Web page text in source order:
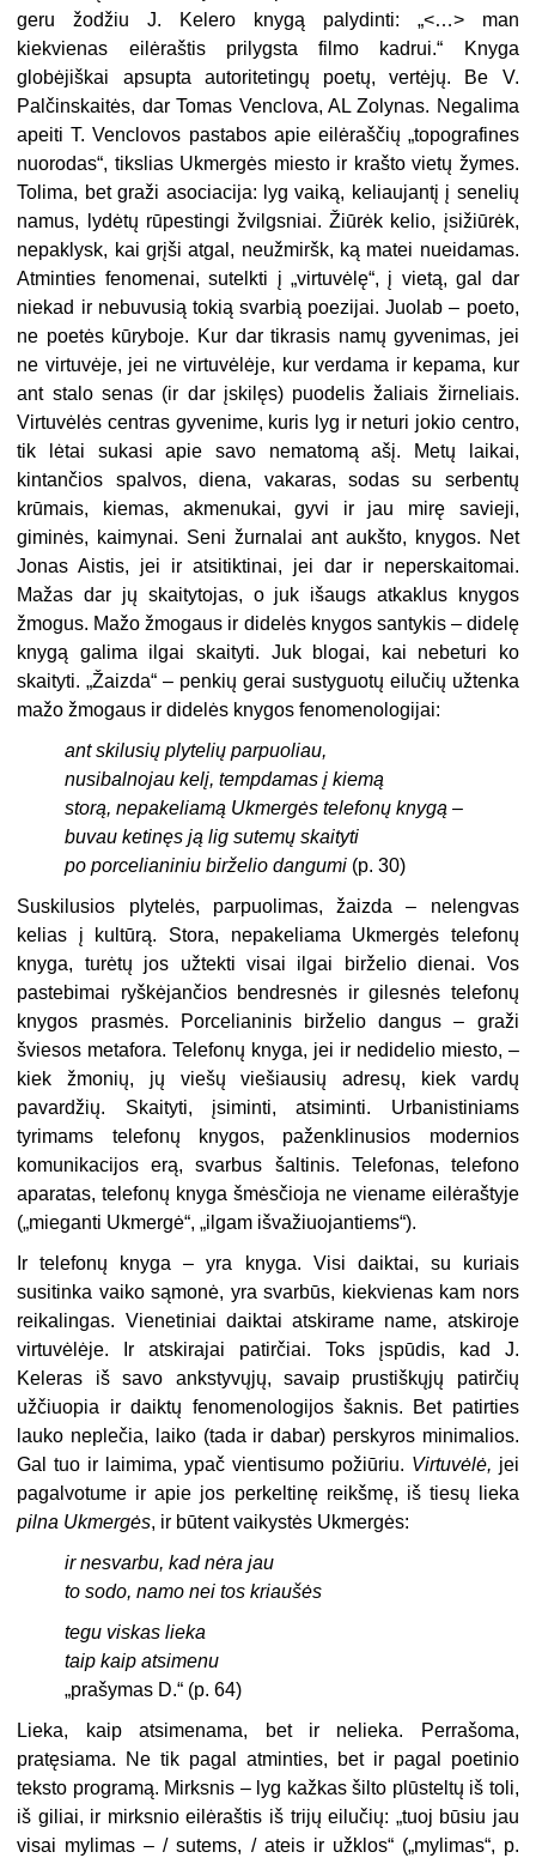
geru žodžiu J. Kelero knygą palydinti: „<…> man
kiekvienas eilėraštis prilygsta filmo kadrui.“ Knyga
globėjiškai apsupta autoritetingų poetų, vertėjų. Be V.
Palčinskaitės, dar Tomas Venclova, AL Zolynas. Negalima
apeiti T. Venclovos pastabos apie eilėraščių „topografines
nuorodas“, tikslias Ukmergės miesto ir krašto vietų žymes.
Tolima, bet graži asociacija: lyg vaiką, keliaujantį į senelių
namus, lydėtų rūpestingi žvilgsniai. Žiūrėk kelio, įsižiūrėk,
nepaklysk, kai grįši atgal, neužmiršk, ką matei nueidamas.
Atminties fenomenai, sutelkti į „virtuvėlę“, į vietą, gal dar
niekad ir nebuvusią tokią svarbią poezijai. Juolab – poeto,
ne poetės kūryboje. Kur dar tikrasis namų gyvenimas, jei
ne virtuvėje, jei ne virtuvėlėje, kur verdama ir kepama, kur
ant stalo senas (ir dar įskilęs) puodelis žaliais žirneliais.
Virtuvėlės centras gyvenime, kuris lyg ir neturi jokio centro,
tik lėtai sukasi apie savo nematomą ašį. Metų laikai,
kintančios spalvos, diena, vakaras, sodas su serbentų
krūmais, kiemas, akmenukai, gyvi ir jau mirę savieji,
giminės, kaimynai. Seni žurnalai ant aukšto, knygos. Net
Jonas Aistis, jei ir atsitiktinai, jei dar ir neperskaitomai.
Mažas dar jų skaitytojas, o juk išaugs atkaklus knygos
žmogus. Mažo žmogaus ir didelės knygos santykis – didelę
knygą galima ilgai skaityti. Juk blogai, kai nebeturi ko
skaityti. „Žaizda“ – penkių gerai sustyguotų eilučių užtenka
mažo žmogaus ir didelės knygos fenomenologijai:
ant skilusių plytelių parpuoliau,
nusibalnojau kelį, tempdamas į kiemą
storą, nepakeliamą Ukmergės telefonų knygą –
buvau ketinęs ją lig sutemų skaityti
po porcelianiniu birželio dangumi (p. 30)
Suskilusios plytelės, parpuolimas, žaizda – nelengvas
kelias į kultūrą. Stora, nepakeliama Ukmergės telefonų
knyga, turėtų jos užtekti visai ilgai birželio dienai. Vos
pastebimai ryškėjančios bendresnės ir gilesnės telefonų
knygos prasmės. Porcelianinis birželio dangus – graži
šviesos metafora. Telefonų knyga, jei ir nedidelio miesto, –
kiek žmonių, jų viešų viešiausių adresų, kiek vardų
pavardžių. Skaityti, įsiminti, atsiminti. Urbanistiniams
tyrimams telefonų knygos, paženklinusios modernios
komunikacijos erą, svarbus šaltinis. Telefonas, telefono
aparatas, telefonų knyga šmėsčioja ne viename eilėraštyje
(„mieganti Ukmergė“, „ilgam išvažiuojantiems“).
Ir telefonų knyga – yra knyga. Visi daiktai, su kuriais
susitinka vaiko sąmonė, yra svarbūs, kiekvienas kam nors
reikalingas. Vienetiniai daiktai atskirame name, atskiroje
virtuvėlėje. Ir atskirajai patirčiai. Toks įspūdis, kad J.
Keleras iš savo ankstyvųjų, savaip prustiškųjų patirčių
užčiuopia ir daiktų fenomenologijos šaknis. Bet patirties
lauko neplečia, laiko (tada ir dabar) perskyros minimalios.
Gal tuo ir laimima, ypač vientisumo požiūriu. Virtuvėlė, jei
pagalvotume ir apie jos perkeltinę reikšmę, iš tiesų lieka
pilna Ukmergės, ir būtent vaikystės Ukmergės:
ir nesvarbu, kad nėra jau
to sodo, namo nei tos kriaušės
tegu viskas lieka
taip kaip atsimenu
„prašymas D.“ (p. 64)
Lieka, kaip atsimenama, bet ir nelieka. Perrašoma,
pratęsiama. Ne tik pagal atminties, bet ir pagal poetinio
teksto programą. Mirksnis – lyg kažkas šilto plūsteltų iš toli,
iš giliai, ir mirksnio eilėraštis iš trijų eilučių: „tuoj būsiu jau
visai mylimas – / sutems, / ateis ir užklos“ („mylimas“, p.